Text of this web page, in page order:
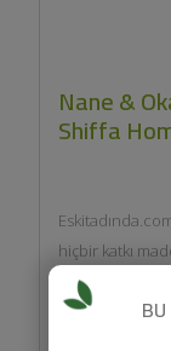
Nane &
Shiffa
hiçbir katkı
olsun....
195 TL